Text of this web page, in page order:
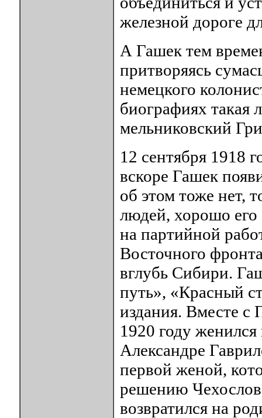
железной дороге
А Гашек тем
притворяясь
немецкого
биографиях
мельниковский
12 сентября 1918
вскоре Гашек
об этом тоже нет,
людей, хорошо его
на партийной
Восточного
вглубь Сибири.
путь», «Красный
издания. Вместе с
1920 году
Александре
первой женой,
решению
возвратился на